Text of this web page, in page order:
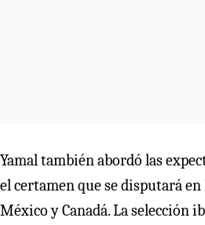
Yamal también abordó las
el certamen que se disputará
México y Canadá. La selección